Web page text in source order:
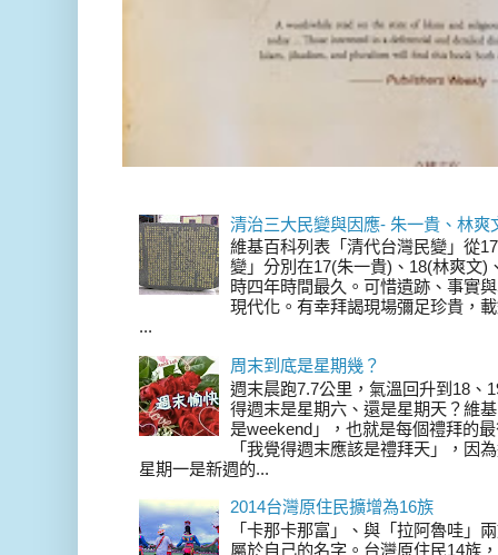
清治三大民變與因應- 朱一貴、林爽
維基百科列表「清代台灣民變」從
變」分別在17(朱一貴)、18(林爽文)
時四年時間最久。可惜遺跡、事實
現代化。有幸拜謁現場彌足珍貴，
...
周末到底是星期幾？
週末晨跑7.7公里，氣溫回升到18、
得週末是星期六、還是星期天？維
是weekend」，也就是每個禮拜的
「我覺得週末應該是禮拜天」，因
星期一是新週的...
2014台灣原住民擴增為16族
「卡那卡那富」、與「拉阿魯哇」
屬於自己的名字。台灣原住民14族